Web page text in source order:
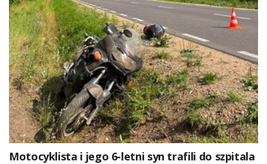
Motocyklista i jego 6-letni syn trafili do szpitala